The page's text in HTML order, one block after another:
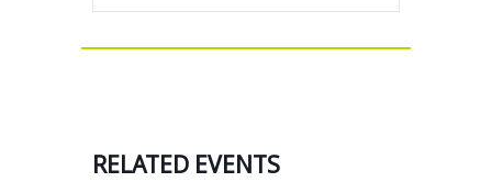
RELATED EVENTS